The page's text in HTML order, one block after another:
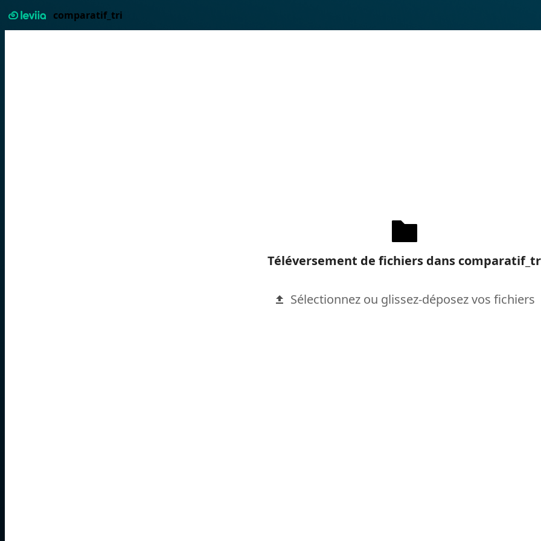
comparatif_tri
Téléversement de fichiers dans
Sélectionnez ou glissez-déposez vos fichiers